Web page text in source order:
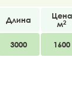
Длина
Цена
м2
3000 1600